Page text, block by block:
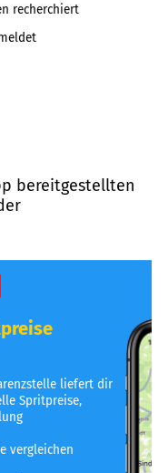
recherchiert
bereitgestellten
liefert dir
Spritpreise,
vergleichen